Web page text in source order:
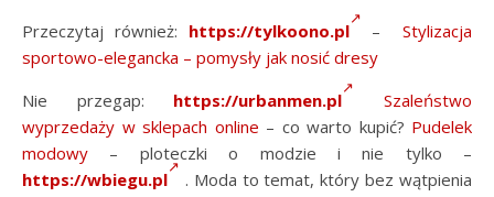
Przeczytaj również: https://tylkoono.pl –Stylizacja
sportowo-elegancka – pomysły jak nosić dresy
Nie przegap: https://urbanmen.pl
Szaleństwo
wyprzedaży w sklepach online – co warto kupić? Pudelek
modowy – ploteczki o modzie i nie tylko –
https://wbiegu.pl
. Moda to temat, który bez wątpienia